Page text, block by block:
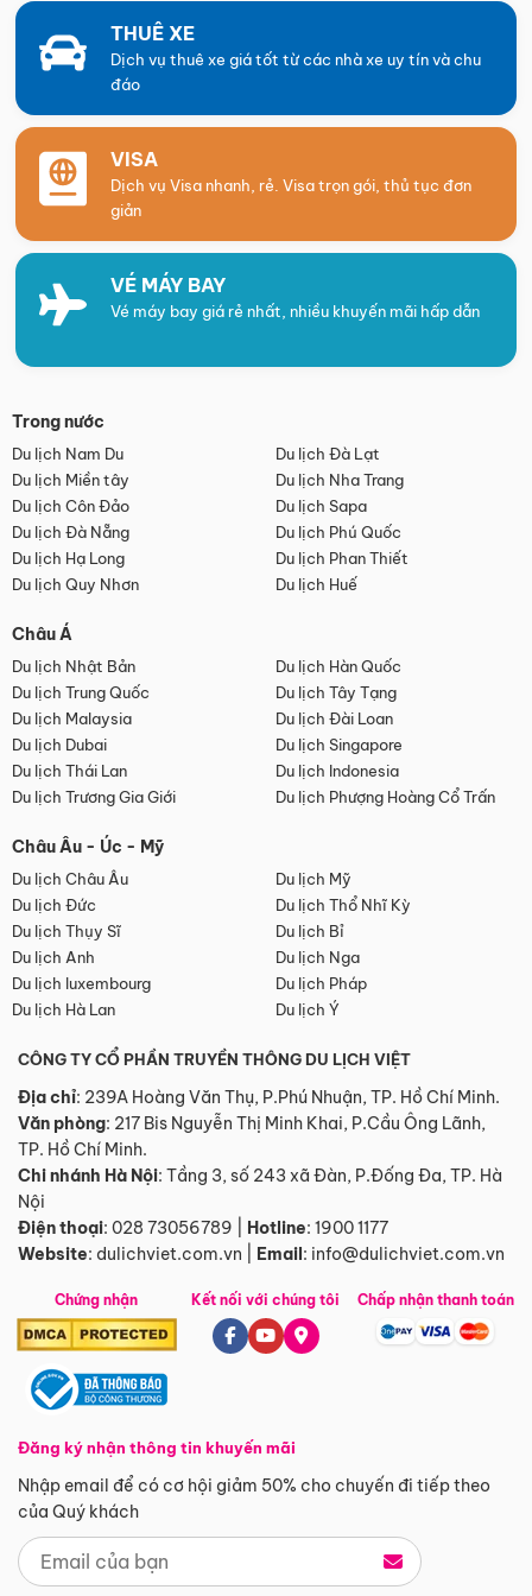
THUÊ XE
Dịch vụ thuê xe giá tốt từ các nhà xe uy tín và chu
đáo
VISA
Dịch vụ Visa nhanh, rẻ. Visa trọn gói, thủ tục đơn
giản
VÉ MÁY BAY
Vé máy bay giá rẻ nhất, nhiều khuyến mãi hấp dẫn
Trong nước
Du lịch Nam Du
Du lịch Đà Lạt
Du lịch Miền tây
Du lịch Nha Trang
Du lịch Côn Đảo
Du lịch Sapa
Du lịch Đà Nẵng
Du lịch Phú Quốc
Du lịch Hạ Long
Du lịch Phan Thiết
Du lịch Quy Nhơn
Du lịch Huế
Châu Á
Du lịch Nhật Bản
Du lịch Hàn Quốc
Du lịch Trung Quốc
Du lịch Tây Tạng
Du lịch Malaysia
Du lịch Đài Loan
Du lịch Dubai
Du lịch Singapore
Du lịch Thái Lan
Du lịch Indonesia
Du lịch Trương Gia Giới
Du lịch Phượng Hoàng Cổ Trấn
Châu Âu - Úc - Mỹ
Du lịch Châu Âu
Du lịch Mỹ
Du lịch Đức
Du lịch Thổ Nhĩ Kỳ
Du lịch Thụy Sĩ
Du lịch Bỉ
Du lịch Anh
Du lịch Nga
Du lịch luxembourg
Du lịch Pháp
Du lịch Hà Lan
Du lịch Ý
CÔNG TY CỔ PHẦN TRUYỀN THÔNG DU LỊCH VIỆT
Địa chỉ: 239A Hoàng Văn Thụ, P.Phú Nhuận, TP. Hồ Chí Minh.
Văn phòng: 217 Bis Nguyễn Thị Minh Khai, P.Cầu Ông Lãnh,
TP. Hồ Chí Minh.
Chi nhánh Hà Nội: Tầng 3, số 243 xã Đàn, P.Đống Đa, TP. Hà
Nội
Điện thoại: 028 73056789 Hotline: 1900 1177
Website: dulichviet.com.vn Email: info@dulichviet.com.vn
Chứng nhận
Đăng ký nhận thông tin khuyến mãi
Nhập email để có cơ hội giảm 50% cho chuyến đi tiếp theo
của Quý khách
Kết nối với chúng tôi Chấp nhận thanh toán